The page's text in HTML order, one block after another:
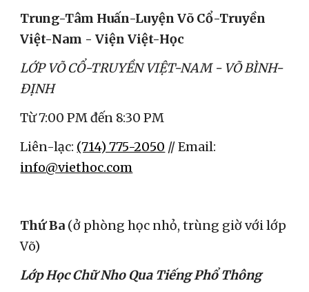
Trung-Tâm Huấn-Luyện Võ Cổ-Truyền
Việt-Nam - Viện Việt-Học
LỚP VÕ CỔ-TRUYỀN VIỆT-NAM - VÕ BÌNH-
ĐỊNH
Từ 7:00 PM đến 8:30 PM
Liên-lạc: (714) 775-2050
info@viethoc.com
Thứ Ba (ở phòng học nhỏ, trùng giờ với lớp
Võ)
Lớp Học Chữ Nho Qua Tiếng Phổ Thông